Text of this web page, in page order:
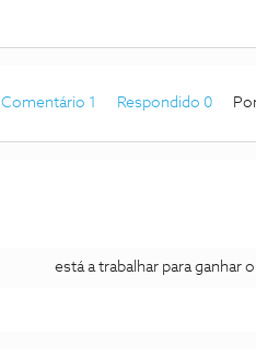
Comentário 1 Respondido 0
está a trabalhar para ganhar